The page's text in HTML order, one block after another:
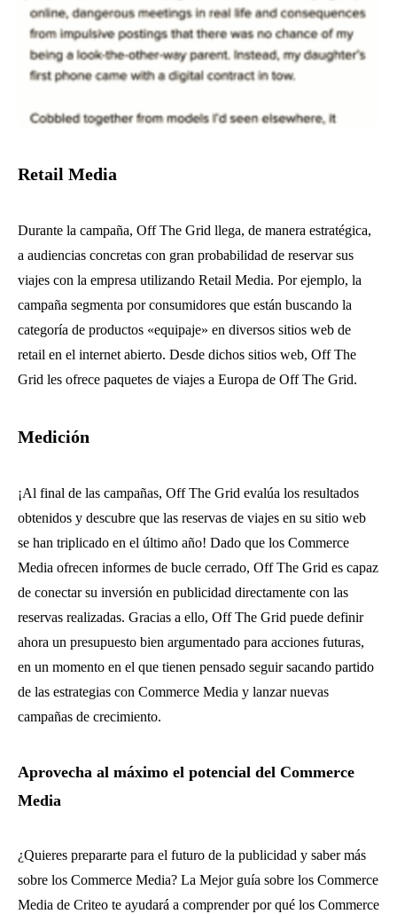
Retail Media
Durante la campaña, Off The Grid llega, de manera estratégica,
a audiencias concretas con gran probabilidad de reservar sus
viajes con la empresa utilizando Retail Media. Por ejemplo, la
campaña segmenta por consumidores que están buscando la
categoría de productos «equipaje» en diversos sitios web de
retail en el internet abierto. Desde dichos sitios web, Off The
Grid les ofrece paquetes de viajes a Europa de Off The Grid.
Medición
¡Al final de las campañas, Off The Grid evalúa los resultados
obtenidos y descubre que las reservas de viajes en su sitio web
se han triplicado en el último año! Dado que los Commerce
Media ofrecen informes de bucle cerrado, Off The Grid es capaz
de conectar su inversión en publicidad directamente con las
reservas realizadas. Gracias a ello, Off The Grid puede definir
ahora un presupuesto bien argumentado para acciones futuras,
en un momento en el que tienen pensado seguir sacando partido
de las estrategias con Commerce Media y lanzar nuevas
campañas de crecimiento.
Aprovecha al máximo el potencial del Commerce
Media
¿Quieres prepararte para el futuro de la publicidad y saber más
sobre los Commerce Media? La Mejor guía sobre los Commerce
Media de Criteo te ayudará a comprender por qué los Commerce